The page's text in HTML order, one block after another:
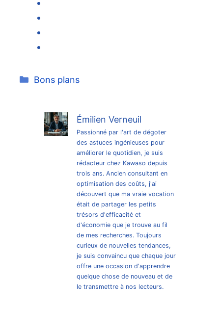
Catégories
Bons plans
Émilien Verneuil
Passionné par l'art de dégoter
des astuces ingénieuses pour
améliorer le quotidien, je suis
rédacteur chez Kawaso depuis
trois ans. Ancien consultant en
optimisation des coûts, j'ai
découvert que ma vraie vocation
était de partager les petits
trésors d'efficacité et
d'économie que je trouve au fil
de mes recherches. Toujours
curieux de nouvelles tendances,
je suis convaincu que chaque jour
offre une occasion d'apprendre
quelque chose de nouveau et de
le transmettre à nos lecteurs.